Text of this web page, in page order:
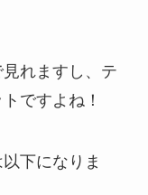
れますし、テ
ですよね！
下になりま